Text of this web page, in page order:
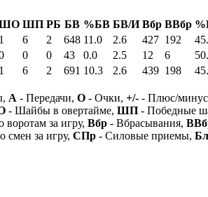
ШП РБ БВ %БВ БВ/И Вбр ВВбр
1 6 2 648 11.0 2.6 427 192
0 0 43 0.0 2.5 12 6
1 6 2 691 10.3 2.6 439 198
А - Передачи, О - Очки, +/- - Плюс/
- Шайбы в овертайме, ШП - Победные
воротам за игру, Вбр - Вбрасывания,
смен за игру, СПр - Силовые приемы,